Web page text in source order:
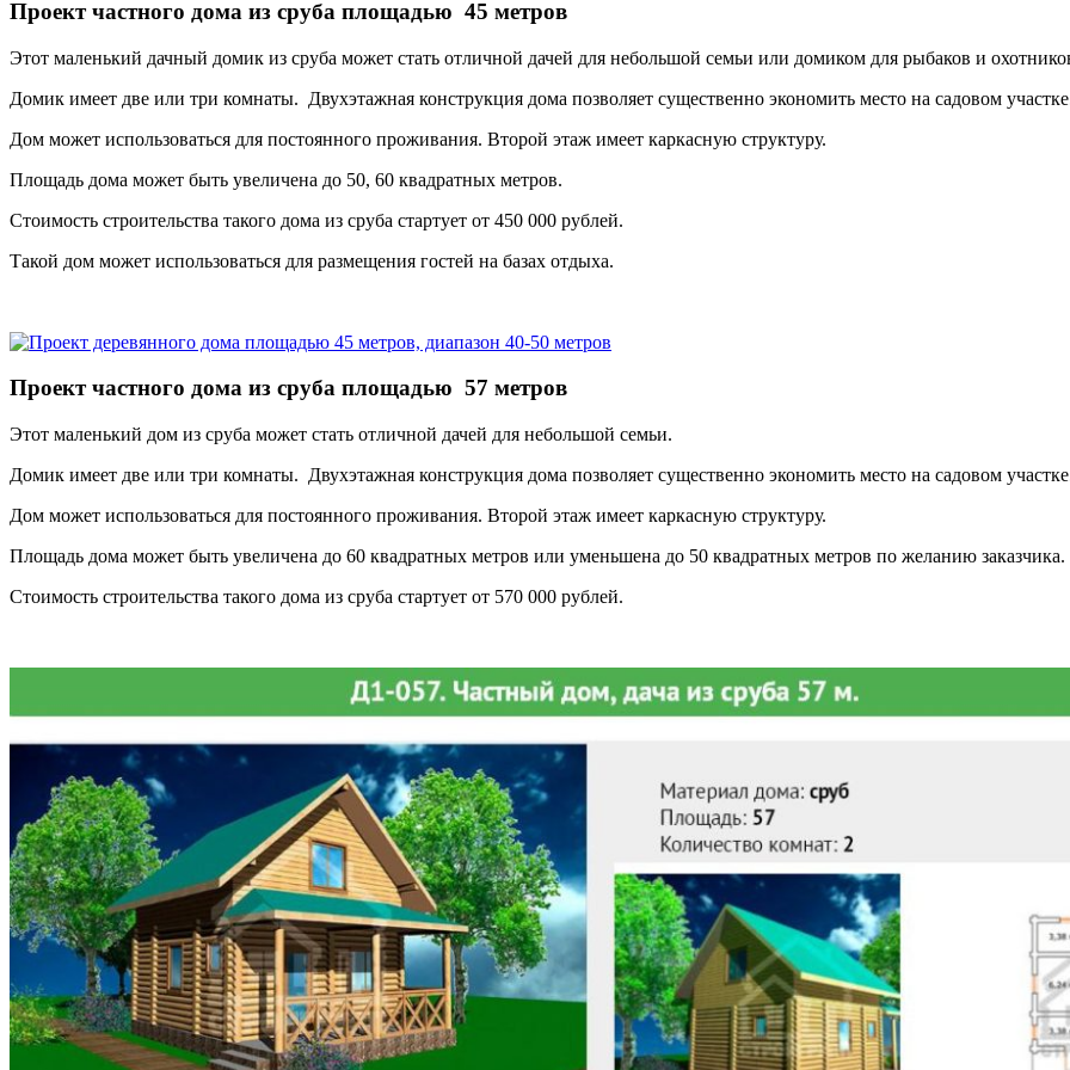
Проект частного дома из сруба площадью 45 метров
Этот маленький дачный домик из сруба может стать отличной дачей для небольшой семьи или домиком для рыбаков и
Домик имеет две или три комнаты. Двухэтажная конструкция дома позволяет существенно экономить место на садовом
Дом может использоваться для постоянного проживания. Второй этаж имеет каркасную структуру.
Площадь дома может быть увеличена до 50, 60 квадратных метров.
Стоимость строительства такого дома из сруба стартует от 450 000 рублей.
Такой дом может использоваться для размещения гостей на базах отдыха.
Проект частного дома из сруба площадью 57 метров
Этот маленький дом из сруба может стать отличной дачей для небольшой семьи.
Домик имеет две или три комнаты. Двухэтажная конструкция дома позволяет существенно экономить место на садовом
Дом может использоваться для постоянного проживания. Второй этаж имеет каркасную структуру.
Площадь дома может быть увеличена до 60 квадратных метров или уменьшена до 50 квадратных метров по желанию заказчика.
Стоимость строительства такого дома из сруба стартует от 570 000 рублей.